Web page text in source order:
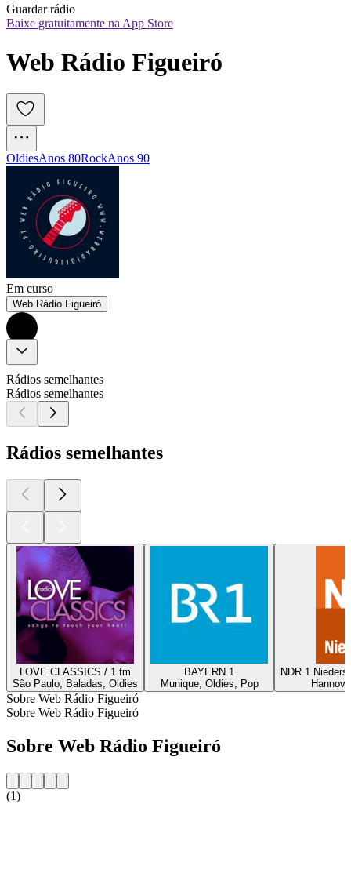
Guardar rádio
Baixe gratuitamente na App Store
Web Rádio Figueiró
OldiesAnos 80RockAnos 90
Em curso
Web Rádio Figueiró
Rádios semelhantes
Rádios semelhantes
Rádios semelhantes
LOVE CLASSICS / 1.fm
São Paulo, Baladas, Oldies
BAYERN 1
Munique, Oldies, Pop
NDR 1
Sobre Web Rádio Figueiró
Sobre Web Rádio Figueiró
Sobre Web Rádio Figueiró
(1)